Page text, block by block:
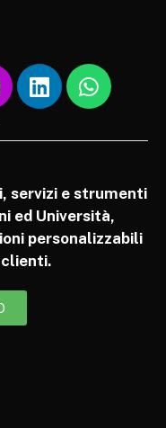
servizi e strumenti
ed Università,
personalizzabili
clienti.